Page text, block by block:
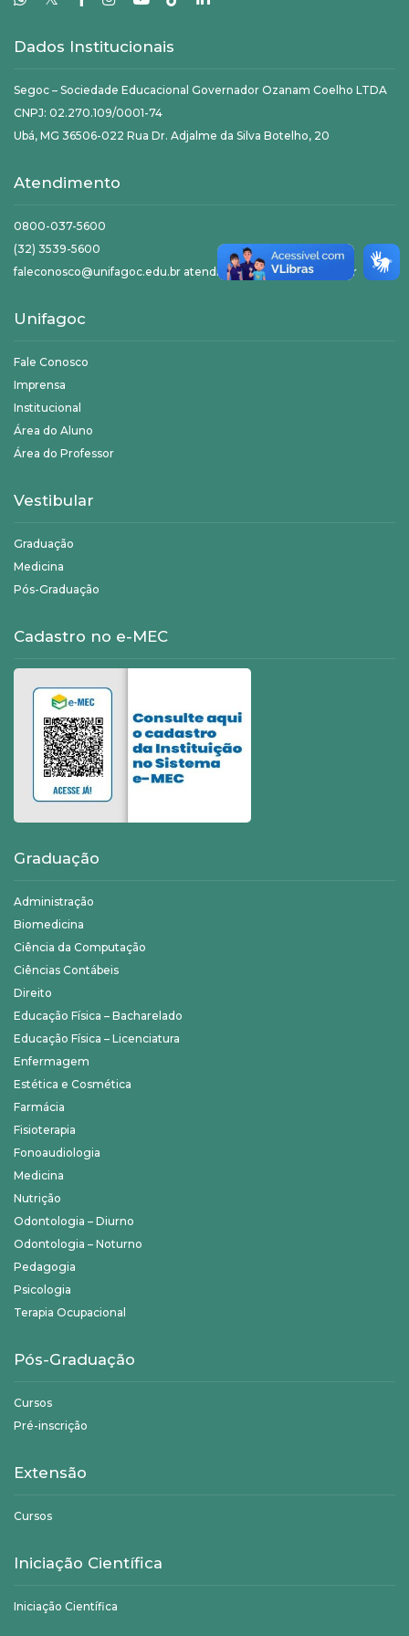
Dados Institucionais
Segoc – Sociedade Educacional Governador Ozanam Coelho LTDA
CNPJ: 02.270.109/0001-74
Ubá, MG 36506-022 Rua Dr. Adjalme da Silva Botelho, 20
Atendimento
0800-037-5600
(32) 3539-5600
faleconosco@unifagoc.edu.br atendimento@unifagoc.edu.br
Unifagoc
Fale Conosco
Imprensa
Institucional
Área do Aluno
Área do Professor
Vestibular
Graduação
Medicina
Pós-Graduação
Cadastro no e-MEC
Graduação
Administração
Biomedicina
Ciência da Computação
Ciências Contábeis
Direito
Educação Física – Bacharelado
Educação Física – Licenciatura
Enfermagem
Estética e Cosmética
Farmácia
Fisioterapia
Fonoaudiologia
Medicina
Nutrição
Odontologia – Diurno
Odontologia – Noturno
Pedagogia
Psicologia
Terapia Ocupacional
Pós-Graduação
Cursos
Pré-inscrição
Extensão
Cursos
Iniciação Científica
Iniciação Científica